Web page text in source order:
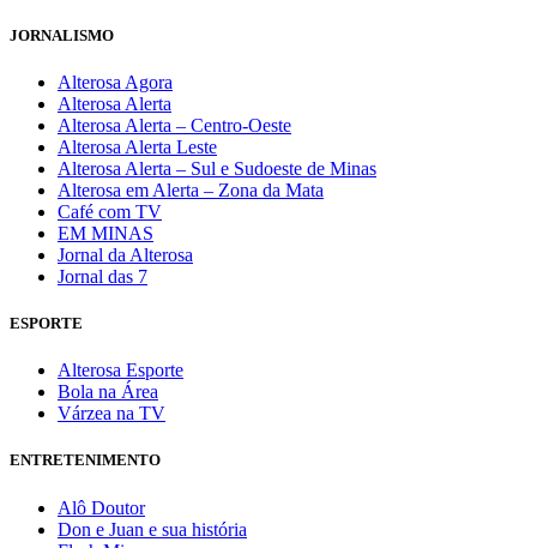
JORNALISMO
Alterosa Agora
Alterosa Alerta
Alterosa Alerta – Centro-Oeste
Alterosa Alerta Leste
Alterosa Alerta – Sul e Sudoeste de Minas
Alterosa em Alerta – Zona da Mata
Café com TV
EM MINAS
Jornal da Alterosa
Jornal das 7
ESPORTE
Alterosa Esporte
Bola na Área
Várzea na TV
ENTRETENIMENTO
Alô Doutor
Don e Juan e sua história